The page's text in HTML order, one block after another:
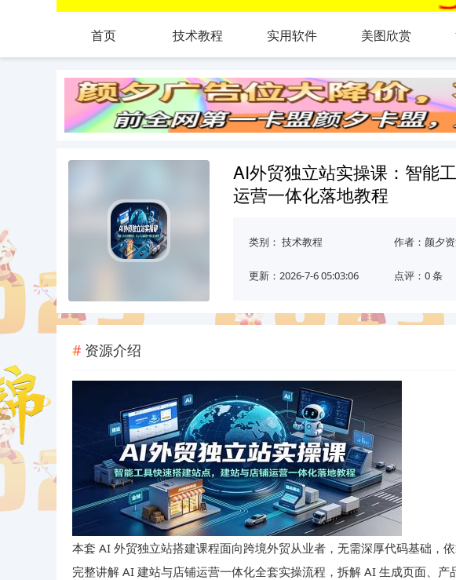
首页 技术教程 实用软件 美图欣赏
AI外贸独立站实操课：智能
运营一体化落地教程
类别： 技术教程 作者：颜夕
更新：2026-7-6 05:03:06 点评：0 条
资源介绍
本套 AI 外贸独立站搭建课程面向跨境外贸从业者，无需深厚代码基础，
完整讲解 AI 建站与店铺运营一体化全套实操流程，拆解 AI 生成页面、